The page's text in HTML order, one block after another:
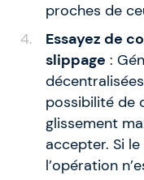
proches de
Essayez de
slippage :
possibilité de
glissement
accepter. Si
l’opération